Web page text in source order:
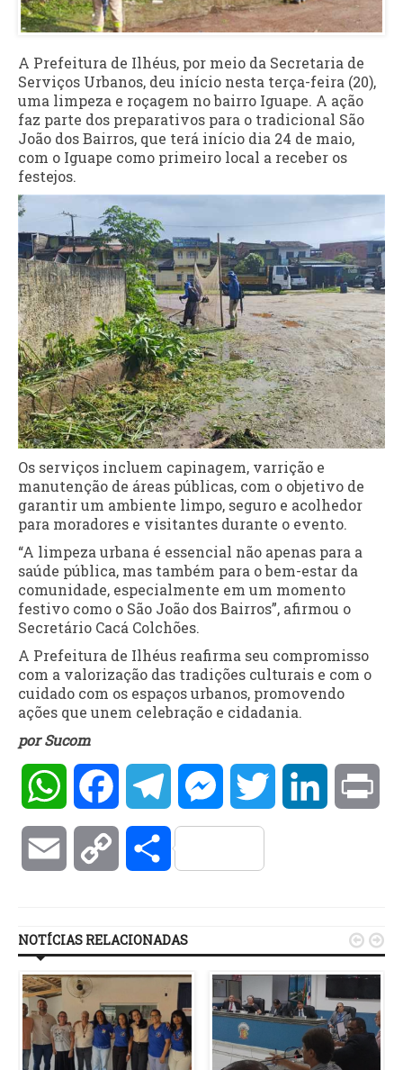
A Prefeitura de Ilhéus, por meio da Secretaria de
Serviços Urbanos, deu início nesta terça-feira (20),
uma limpeza e roçagem no bairro Iguape. A ação
faz parte dos preparativos para o tradicional São
João dos Bairros, que terá início dia 24 de maio,
com o Iguape como primeiro local a receber os
festejos.
Os serviços incluem capinagem, varrição e
manutenção de áreas públicas, com o objetivo de
garantir um ambiente limpo, seguro e acolhedor
para moradores e visitantes durante o evento.
“A limpeza urbana é essencial não apenas para a
saúde pública, mas também para o bem-estar da
comunidade, especialmente em um momento
festivo como o São João dos Bairros”, afirmou o
Secretário Cacá Colchões.
A Prefeitura de Ilhéus reafirma seu compromisso
com a valorização das tradições culturais e com o
cuidado com os espaços urbanos, promovendo
ações que unem celebração e cidadania.
por Sucom
WhatsAppFacebookTelegramMessengerTwitter LinkedIn
Email Copy Compartilhar
NOTÍCIAS RELACIONADAS  